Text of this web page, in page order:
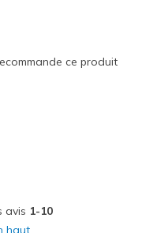
ce produit
avis 1-10
haut